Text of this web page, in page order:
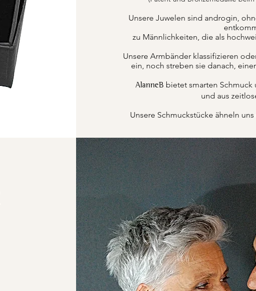
Unsere Juwelen sind androgin,
zu Männlichkeiten, die als
Unsere Armbänder klassifizieren
ein, noch streben sie danach,
AlanneB bietet smarten
und aus
Unsere Schmuckstücke ähneln